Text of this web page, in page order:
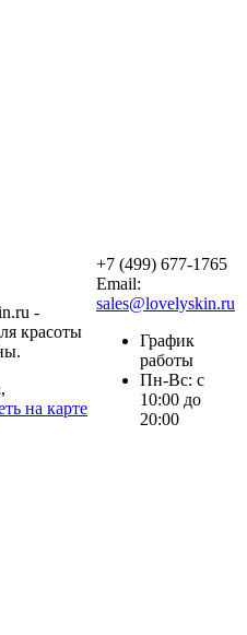
-
красоты
на карте
+7 (499) 677-1765
Email:
sales@lovelyskin.ru
График
работы
Пн-Вс: с
10:00 до
20:00